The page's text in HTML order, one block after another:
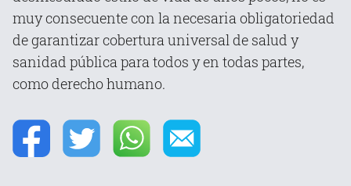
muy consecuente con la necesaria obligatoriedad
de garantizar cobertura universal de salud y
sanidad pública para todos y en todas partes,
como derecho humano.